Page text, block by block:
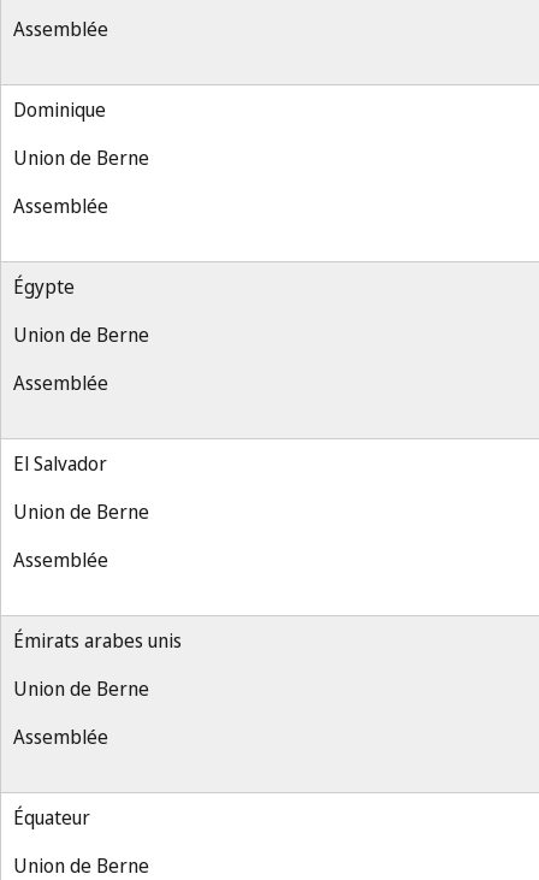
Assemblée
Dominique
Union de Berne
Assemblée
Égypte
Union de Berne
Assemblée
El Salvador
Union de Berne
Assemblée
Émirats arabes unis
Union de Berne
Assemblée
Équateur
Union de Berne